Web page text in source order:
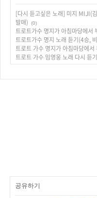
[다시 듣고싶은 노래] 미지 MIJI(
발매)
(0)
트로트가수 명지가 아침마당에서
트로트가수 명지 노래 듣기(4승,
트로트 가수 명지가 아침마당에서
트로트 가수 임영웅 노래 다시 듣기
공유하기